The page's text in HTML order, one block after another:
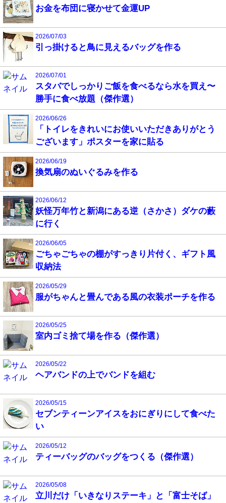
お金を布団に寝かせて金運UP
2026/07/03
引っ掛けると鳥に見えるバッグを作る
2026/07/01
スタバでしっかりご飯を食べるなら水を買え〜
勝手に食べ放題（傑作選）
2026/06/26
「トイレをきれいにお使いいただきありがとう
ございます」ポスターを家に貼る
2026/06/19
換気扇のぬいぐるみを作る
2026/06/12
妖怪万年竹と新潟にある逆（さかさ）ダケの藪
に行く
2026/06/05
ごちゃごちゃの棚がすっきり片付く、ギフト風
収納法
2026/05/29
服がちゃんと畳んである風の衣装ポーチを作る
2026/05/25
室内ゴミ捨て場を作る（傑作選）
2026/05/22
ヘアバンドの上でバンドを組む
2026/05/15
セブンティーンアイスをおにぎりにして食べた
い
2026/05/12
ティーバッグのバッグをつくる（傑作選）
2026/05/08
立川だけ「いきなりステーキ」と「富士そば」